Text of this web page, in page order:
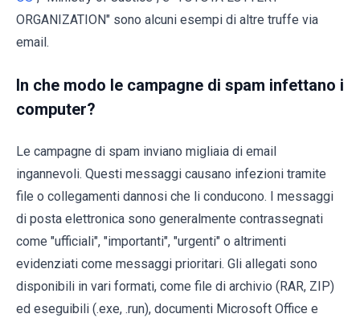
ORGANIZATION" sono alcuni esempi di altre truffe via
email.
In che modo le campagne di spam infettano i
computer?
Le campagne di spam inviano migliaia di email
ingannevoli. Questi messaggi causano infezioni tramite
file o collegamenti dannosi che li conducono. I messaggi
di posta elettronica sono generalmente contrassegnati
come "ufficiali", "importanti", "urgenti" o altrimenti
evidenziati come messaggi prioritari. Gli allegati sono
disponibili in vari formati, come file di archivio (RAR, ZIP)
ed eseguibili (.exe, .run), documenti Microsoft Office e